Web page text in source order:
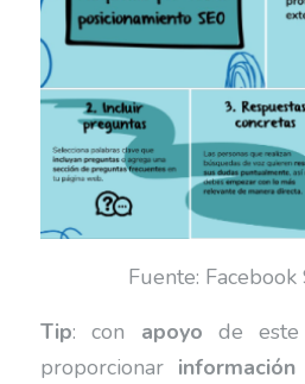
Fuente:
Tip: con apoyo de este
proporcionar